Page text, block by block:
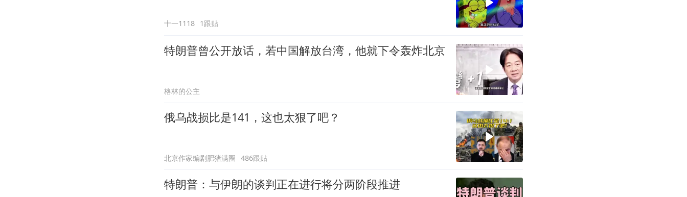
十一1118 1跟贴
特朗普曾公开放话，若中国解放台湾，他就下令轰炸北京
格林的公主
俄乌战损比是141，这也太狠了吧？
北京作家编剧肥猪满圈 486跟贴
特朗普：与伊朗的谈判正在进行将分两阶段推进